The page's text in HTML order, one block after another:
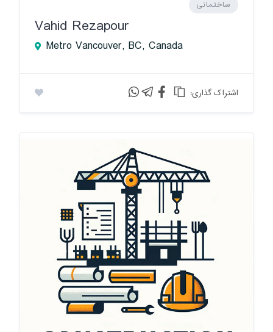
ساختمانی
Vahid Rezapour
Metro Vancouver, BC, Canada
:اشتراک گذاری